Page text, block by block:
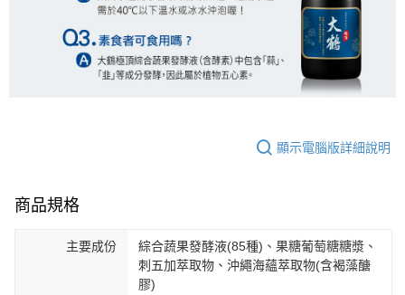
顯示電腦版詳細說明
商品規格
主要成份
綜合蔬果發酵液(85種)、果糖葡萄糖糖漿、
刺五加萃取物、沖繩海蘊萃取物(含褐藻醣
膠)